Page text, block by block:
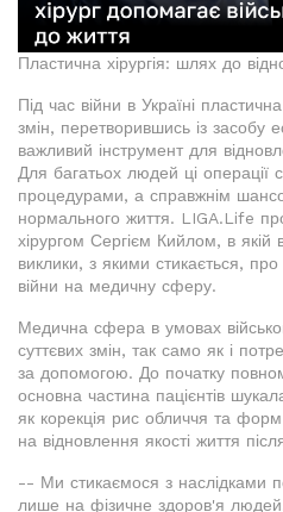
Пластична хірургія: шлях до
Під час війни в Україні
змін, перетворившись із засобу
важливий інструмент для
Для багатьох людей ці
процедурами, а справжнім
нормального життя. LIGA.Life
хірургом Сергієм Кийлом, в якій
виклики, з якими стикається, про
війни на медичну сферу.
Медична сфера в умовах
суттєвих змін, так само як і
за допомогою. До початку
основна частина пацієнтів
як корекція рис обличчя та
на відновлення якості життя
-- Ми стикаємося з наслідками
лише на фізичне здоров'я